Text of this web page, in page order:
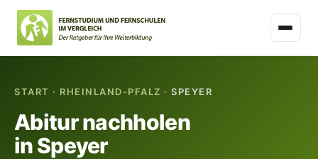
START · RHEINLAND-PFALZ · SPEYER
Abitur nachholen
in Speyer